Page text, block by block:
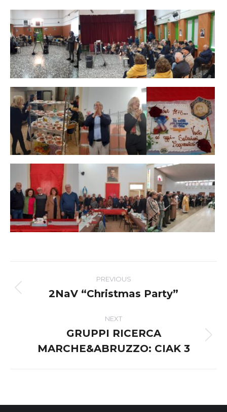
navigation
PREVIOUS
Previous
2NaV “Christmas Party”
NEXT
post:
GRUPPI RICERCA
MARCHE&ABRUZZO: CIAK 3